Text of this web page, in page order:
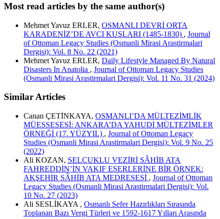
Most read articles by the same author(s)
Mehmet Yavuz ERLER, OSMANLI DEVRİ ORTA
KARADENİZ’DE AVCI KUŞLARI (1485-1830) , Journal
of Ottoman Legacy Studies (Osmanli Mirasi Arastirmalari
Dergisi): Vol. 8 No. 22 (2021)
Mehmet Yavuz ERLER, Daily Lifestyle Managed By Natural
Disasters In Anatolia , Journal of Ottoman Legacy Studies
(Osmanli Mirasi Arastirmalari Dergisi): Vol. 11 No. 31 (2024)
Similar Articles
Canan ÇETİNKAYA, OSMANLI’DA MÜLTEZİMLİK
MÜESSESESİ: ANKARA’DA YAHUDİ MÜLTEZİMLER
ÖRNEĞİ (17. YÜZYIL) , Journal of Ottoman Legacy
Studies (Osmanli Mirasi Arastirmalari Dergisi): Vol. 9 No. 25
(2022)
Ali KOZAN, SELÇUKLU VEZİRİ SÂHİB ATA
FAHREDDİN’İN VAKIF ESERLERİNE BİR ÖRNEK:
AKŞEHİR SÂHİB ATA MEDRESESİ , Journal of Ottoman
Legacy Studies (Osmanli Mirasi Arastirmalari Dergisi): Vol.
10 No. 27 (2023)
Ali SESLİKAYA , Osmanlı Sefer Hazırlıkları Sırasında
Toplanan Bazı Vergi Türleri ve 1592-1617 Yılları Arasında